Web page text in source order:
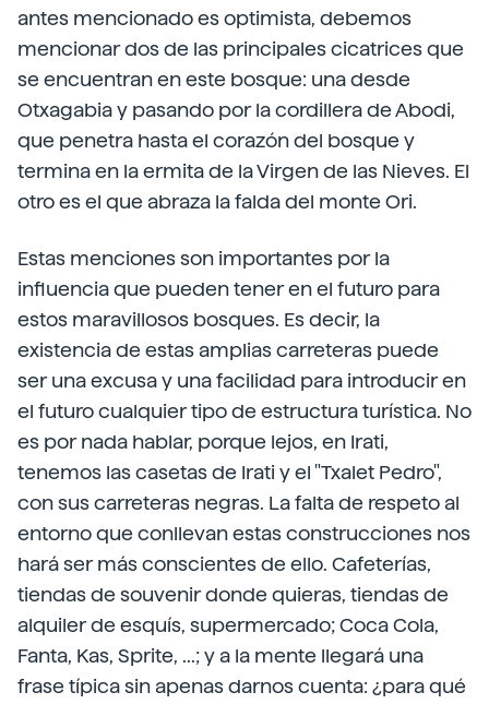
antes mencionado es optimista, debemos
mencionar dos de las principales cicatrices que
se encuentran en este bosque: una desde
Otxagabia y pasando por la cordillera de Abodi,
que penetra hasta el corazón del bosque y
termina en la ermita de la Virgen de las Nieves. El
otro es el que abraza la falda del monte Ori.
Estas menciones son importantes por la
influencia que pueden tener en el futuro para
estos maravillosos bosques. Es decir, la
existencia de estas amplias carreteras puede
ser una excusa y una facilidad para introducir en
el futuro cualquier tipo de estructura turística. No
es por nada hablar, porque lejos, en Irati,
tenemos las casetas de Irati y el "Txalet Pedro",
con sus carreteras negras. La falta de respeto al
entorno que conllevan estas construcciones nos
hará ser más conscientes de ello. Cafeterías,
tiendas de souvenir donde quieras, tiendas de
alquiler de esquís, supermercado; Coca Cola,
Fanta, Kas, Sprite, ...; y a la mente llegará una
frase típica sin apenas darnos cuenta: ¿para qué